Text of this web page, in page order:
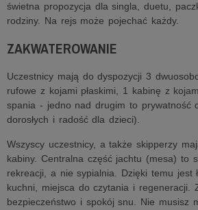
świetna propozycja dla singla, duetu,
rodziny. Na rejs może pojechać każdy.
ZAKWATEROWANIE
Uczestnicy mają do dyspozycji 3
rufowe z kojami płaskimi, 1 kabinę z
spania - jedno nad drugim to prywatność
dorosłych i radość dla dzieci).
Wszyscy uczestnicy, a także skipperzy
kabiny. Centralna część jachtu (mesa) to
rekreacji, a nie sypialnia. Dzięki temu jest
kuchni, miejsca do czytania i regeneracji.
bezpieczeństwo i spokój snu. Nie musisz